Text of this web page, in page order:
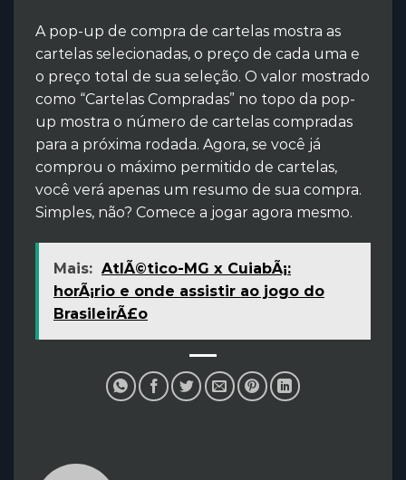
A pop-up de compra de cartelas mostra as
cartelas selecionadas, o preço de cada uma e
o preço total de sua seleção. O valor mostrado
como “Cartelas Compradas” no topo da pop-
up mostra o número de cartelas compradas
para a próxima rodada. Agora, se você já
comprou o máximo permitido de cartelas,
você verá apenas um resumo de sua compra.
Simples, não? Comece a jogar agora mesmo.
Mais: AtlÃ©tico-MG x CuiabÃ¡:
horÃ¡rio e onde assistir ao jogo do
BrasileirÃ£o